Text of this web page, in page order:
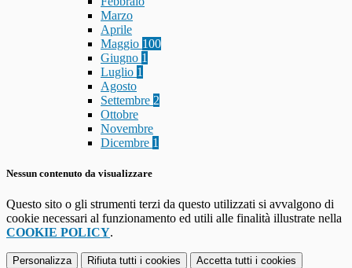
Marzo
Aprile
Maggio 100
Giugno 1
Luglio 1
Agosto
Settembre 2
Ottobre
Novembre
Dicembre 1
Nessun contenuto da visualizzare
Questo sito o gli strumenti terzi da questo utilizzati si avvalgono di
cookie necessari al funzionamento ed utili alle finalità illustrate nella
COOKIE POLICY.
Personalizza Rifiuta tutti i cookies Accetta tutti i cookies